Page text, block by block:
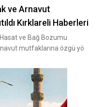
ve Arnavut
Kırklareli Haberleri
ve Bağ Bozumu
mutfaklarına özgü yö